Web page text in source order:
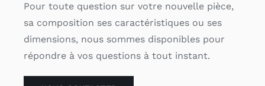
Pour toute question sur votre nouvelle pièce,
sa composition ses caractéristiques ou ses
dimensions, nous sommes disponibles pour
répondre à vos questions à tout instant.